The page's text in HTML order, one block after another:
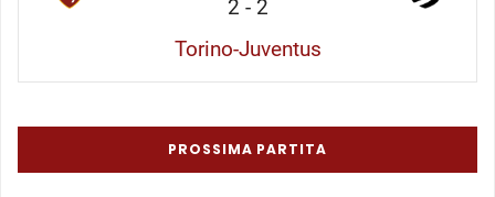
2 - 2
Torino-Juventus
PROSSIMA PARTITA